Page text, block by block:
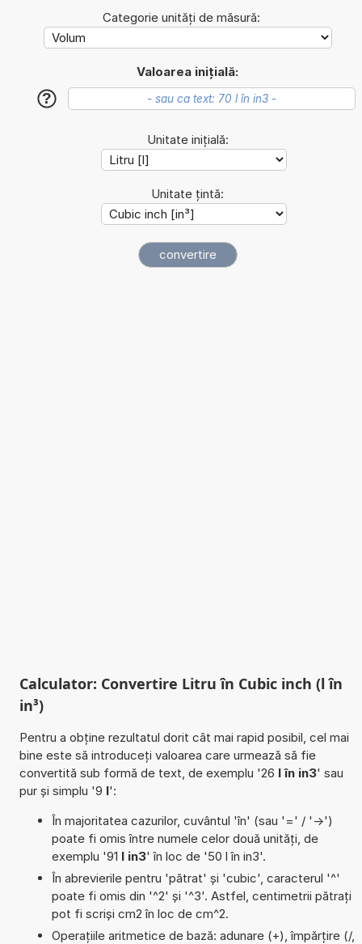
Categorie unități de măsură:
Valoarea inițială:
?
Unitate inițială:
Unitate țintă:
Calculator: Convertire Litru în Cubic inch (l în
in³)
Pentru a obține rezultatul dorit cât mai rapid posibil, cel mai
bine este să introduceți valoarea care urmează să fie
convertită sub formă de text, de exemplu '26 l în in3' sau
pur și simplu '9 l':
În majoritatea cazurilor, cuvântul 'în' (sau '=' / '->')
poate fi omis între numele celor două unități, de
exemplu '91 l in3' în loc de '50 l în in3'.
În abrevierile pentru 'pătrat' și 'cubic', caracterul '^'
poate fi omis din '^2' și '^3'. Astfel, centimetrii pătrați
pot fi scriși cm2 în loc de cm^2.
Operațiile aritmetice de bază: adunare (+), împărțire (/,